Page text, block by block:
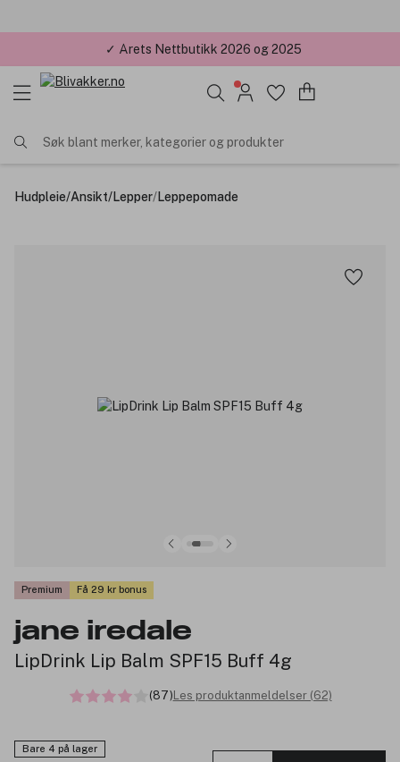
✓ Årets Nettbutikk 2026 og 2025
Søk blant merker, kategorier og produkter
Hudpleie/Ansikt/Lepper/Leppepomade
Premium Få 29 kr bonus
jane iredale
LipDrink Lip Balm SPF15 Buff 4g
(87)Les produktanmeldelser (62)
Bare 4 på lager